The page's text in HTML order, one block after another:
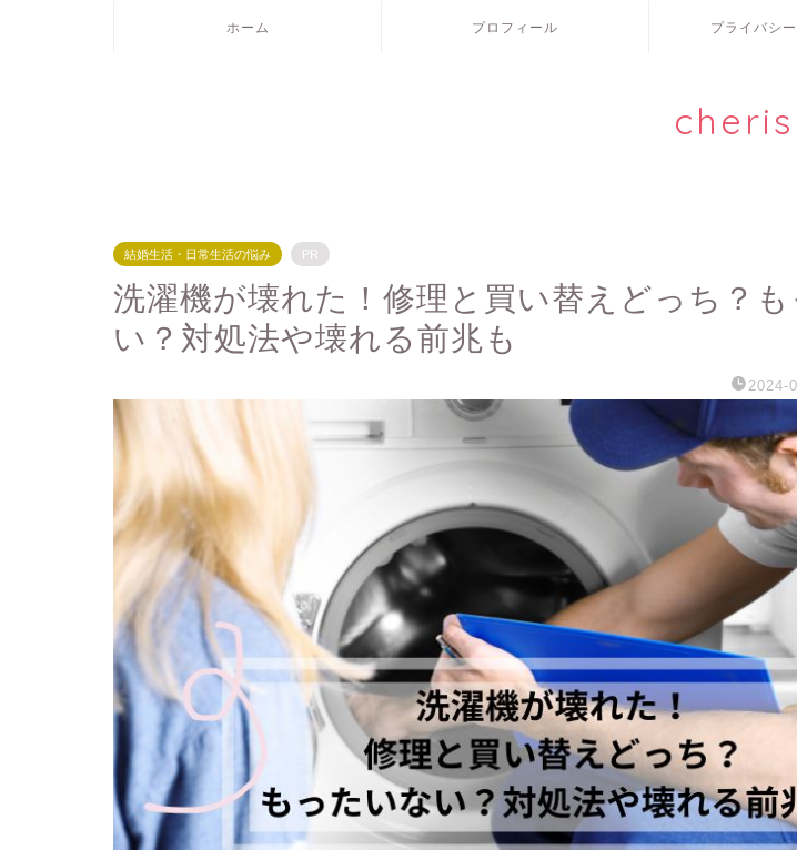
ホーム プロフィール プライバシ
結婚生活・日常生活の悩み PR
洗濯機が壊れた！修理と買い替えどっち？
い？対処法や壊れる前兆も
2024-